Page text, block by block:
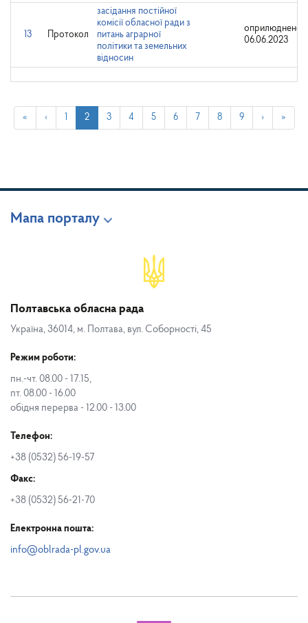
13 Протокол
засідання постійної
комісії обласної ради з
питань аграрної
політики та земельних
відносин
оприлюднено:
06.06.2023
« ‹ 2 3 4 5 6 7 8 9 › »
Мапа порталу
Полтавська обласна рада
Україна, 36014, м. Полтава, вул. Соборності, 45
Режим роботи:
пн.-чт. 08.00 - 17.15,
пт. 08.00 - 16.00
обідня перерва - 12.00 - 13.00
Телефон:
+38 (0532) 56-19-57
Факс:
+38 (0532) 56-21-70
Електронна пошта:
info@oblrada-pl.gov.ua